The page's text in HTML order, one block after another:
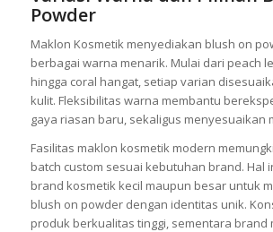
Powder
Maklon Kosmetik menyediakan blush on
berbagai warna menarik. Mulai dari peach
hingga coral hangat, setiap varian
kulit. Fleksibilitas warna membantu
gaya riasan baru, sekaligus menyesuaikan
Fasilitas maklon kosmetik modern
batch custom sesuai kebutuhan brand. Hal
brand kosmetik kecil maupun besar untuk
blush on powder dengan identitas unik.
produk berkualitas tinggi, sementara brand